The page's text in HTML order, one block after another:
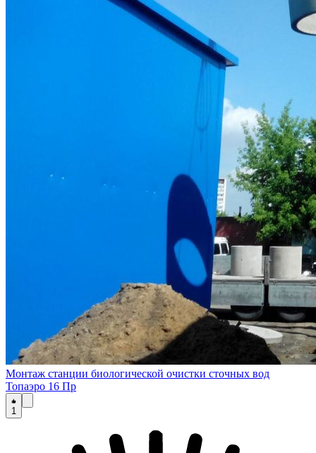
Монтаж станции биологической очистки сточных вод
Топаэро 16 Пр
1